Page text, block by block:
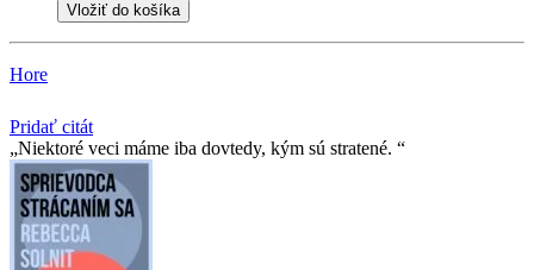
Vložiť do košíka
Hore
Pridať citát
Niektoré veci máme iba dovtedy, kým sú stratené.